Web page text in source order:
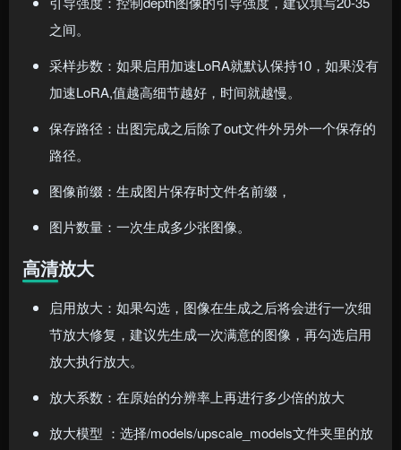
之间。
采样步数：如果启用加速LoRA就默认保持10，如果没有
加速LoRA,值越高细节越好，时间就越慢。
保存路径：出图完成之后除了out文件外另外一个保存的
路径。
图像前缀：生成图片保存时文件名前缀，
图片数量：一次生成多少张图像。
高清放大
启用放大：如果勾选，图像在生成之后将会进行一次细
节放大修复，建议先生成一次满意的图像，再勾选启用
放大执行放大。
放大系数：在原始的分辨率上再进行多少倍的放大
放大模型 ：选择/models/upscale_models文件夹里的放